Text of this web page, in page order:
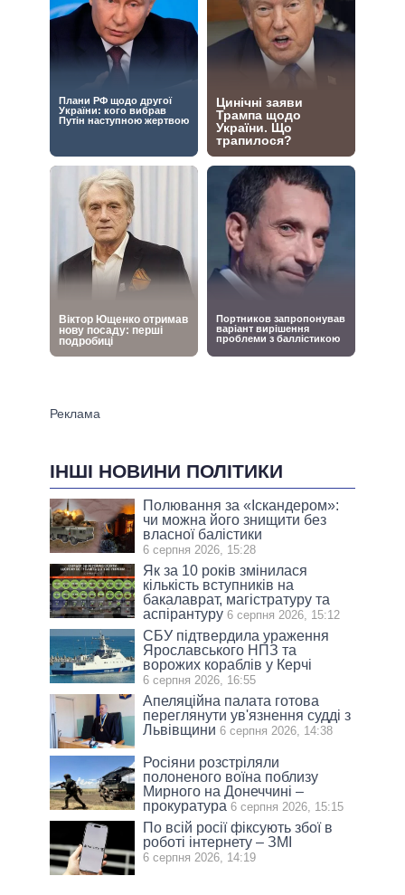
ІНШІ НОВИНИ ПОЛІТИКИ
Полювання за «Іскандером»:
чи можна його знищити без
власної балістики
6 серпня 2026, 15:28
Як за 10 років змінилася
кількість вступників на
бакалаврат, магістратуру та
аспірантуру 6 серпня 2026, 15:12
СБУ підтвердила ураження
Ярославського НПЗ та
ворожих кораблів у Керчі
6 серпня 2026, 16:55
Апеляційна палата готова
переглянути ув'язнення судді з
Львівщини 6 серпня 2026, 14:38
Росіяни розстріляли
полоненого воїна поблизу
Мирного на Донеччині –
прокуратура 6 серпня 2026, 15:15
По всій росії фіксують збої в
роботі інтернету – ЗМІ
6 серпня 2026, 14:19